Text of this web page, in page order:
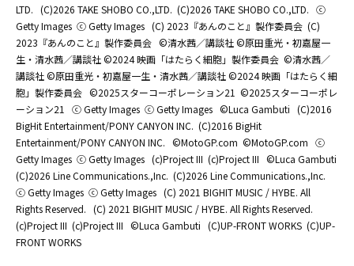
LTD. (C)2026 TAKE SHOBO CO.,LTD. (C)2026 TAKE SHOBO CO.,LTD. ⓒ
Getty Images ⓒ Getty Images (C) 2023『あんのこと』製作委員会 (C)
2023『あんのこと』製作委員会 ©清水茜／講談社 ©原田重光・初嘉屋一
生・清水茜／講談社 ©2024 映画「はたらく細胞」製作委員会 ©清水茜／
講談社 ©原田重光・初嘉屋一生・清水茜／講談社 ©2024 映画「はたらく細
胞」製作委員会 ©2025スターコーポレーション21 ©2025スターコーポレ
ーション21
ⓒ Getty Images ⓒ Getty Images ©Luca Gambuti (C)2016
BigHit Entertainment/PONY CANYON INC. (C)2016 BigHit
Entertainment/PONY CANYON INC. ©MotoGP.com ©MotoGP.com ⓒ
Getty Images ⓒ Getty Images (c)Project III (c)Project III ©Luca Gambuti
(C)2026 Line Communications.,Inc. (C)2026 Line Communications.,Inc.
ⓒ Getty Images ⓒ Getty Images (C) 2021 BIGHIT MUSIC / HYBE. All
Rights Reserved. (C) 2021 BIGHIT MUSIC / HYBE. All Rights Reserved.
(c)Project III (c)Project III ©Luca Gambuti (C)UP-FRONT WORKS (C)UP-
FRONT WORKS